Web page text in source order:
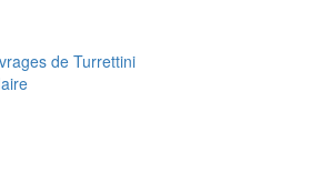
de Turrettini